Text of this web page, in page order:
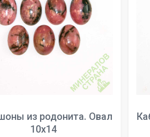
из родонита. Овал
10х14